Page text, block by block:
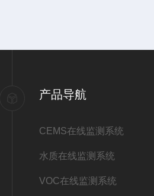
产品导航
CEMS在线监测系统
水质在线监测系统
VOC在线监测系统